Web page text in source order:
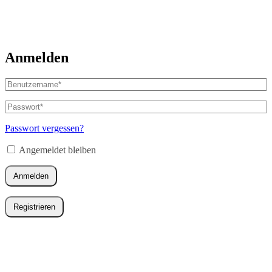
Anmelden
Benutzername
oder
E-
Mail-
Adresse*
Passwort*
Erforderlich
Passwort vergessen?
Angemeldet bleiben
Anmelden
Registrieren